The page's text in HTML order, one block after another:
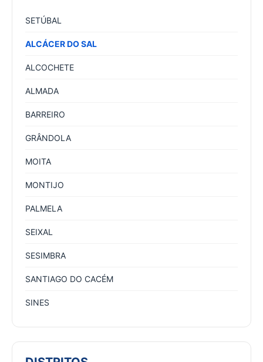
SETÚBAL
ALCÁCER DO SAL
ALCOCHETE
ALMADA
BARREIRO
GRÂNDOLA
MOITA
MONTIJO
PALMELA
SEIXAL
SESIMBRA
SANTIAGO DO CACÉM
SINES